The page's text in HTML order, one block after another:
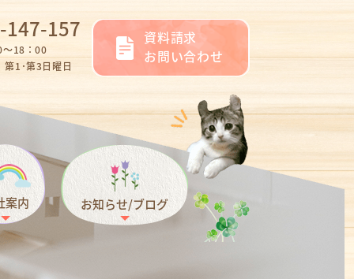
147-157
～18：00
第1･第3日曜日
資料請求
お問い合わせ
案内 お知らせ/ブログ